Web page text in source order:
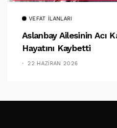
VEFAT İLANLARI
Aslanbay Ailesinin Acı
Hayatını Kaybetti
22 HAZIRAN 2026